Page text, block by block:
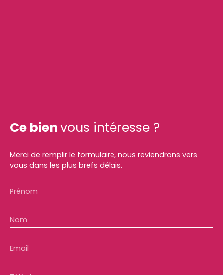
Ce bienvous intéresse ?
Merci de remplir le formulaire, nous reviendrons vers
vous dans les plus brefs délais.
Prénom
Nom
Email